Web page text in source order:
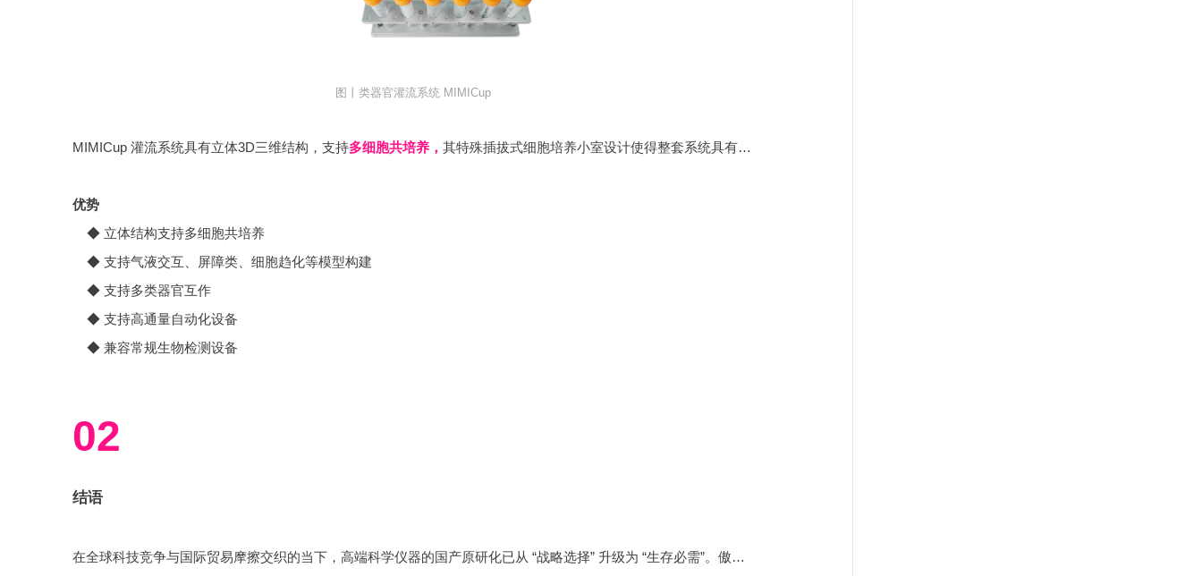
图丨类器官灌流系统 MIMICup
MIMICup 灌流系统具有立体3D三维结构，支持多细胞共培养， 其特殊插拔式细胞培养小室设计使得整套系统具有很强的
优势
◆ 立体结构支持多细胞共培养
◆ 支持气液交互、屏障类、细胞趋化等模型构建
◆ 支持多类器官互作
◆ 支持高通量自动化设备
◆ 兼容常规生物检测设备
02
结语
在全球科技竞争与国际贸易摩擦交织的当下，高端科学仪器的国产原研化已从 “战略选择” 升级为 “生存必需”。傲睿科技以三大创新平台构建起全链条解决方案，不仅为生物医药领域提供了突破国外技术垄断的 “硬核” 支撑，更以实际行动证明：当技术积累转化为产品力，当市场洞察升维为产业布局，国产高端仪器完全能够在逆境中开辟自主创新的新赛道。